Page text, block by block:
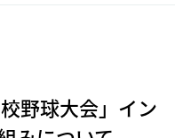
野球大会」イン